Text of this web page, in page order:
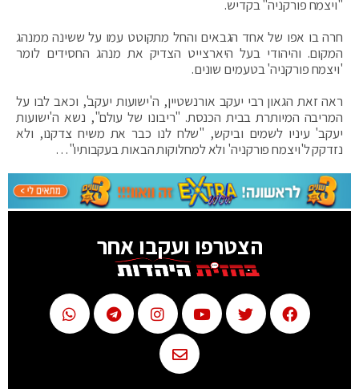
"ויצמח פורקניה" בקדיש.
חרה בו אפו של אחד הגבאים והחל מתקוטט עמו על ששינה ממנהג
המקום. והיהודי בעל היארצייט הצדיק את מנהג החסידים לומר
'ויצמח פורקניה' בטעמים שונים.
ראה זאת הגאון רבי יעקב אורנשטיין, ה'ישועות יעקב', וכאב לבו על
המריבה המיותרת בבית הכנסת. "ריבונו של עולם", נשא ה'ישועות
יעקב' עיניו לשמים וביקש, "שלח לנו כבר את משיח צדקנו, ולא
נזדקק ל'ויצמח פורקניה' ולא למחלוקות הבאות בעקבותיו"…
הצטרפו ועקבו אחר